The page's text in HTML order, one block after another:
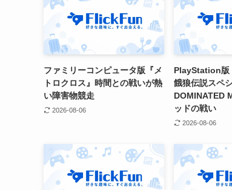
ファミリーコンピュータ版『メ
トロクロス』時間との戦いが熱
い障害物競走
2026-08-06
PlayStation版
餓狼伝説スペ
DOMINATED
ッドの戦い
2026-08-06